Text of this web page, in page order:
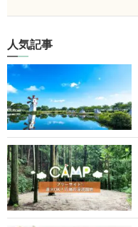
人気記事